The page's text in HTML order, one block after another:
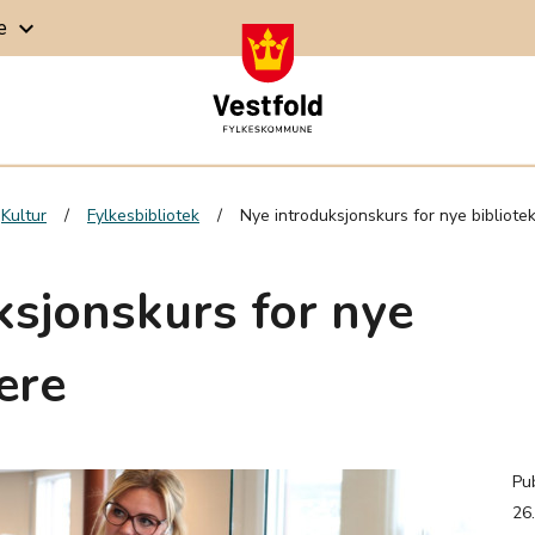
keyboard_arrow_down
Kultur Fylkesbibliotek Nye introduksjonskurs for nye
for nye